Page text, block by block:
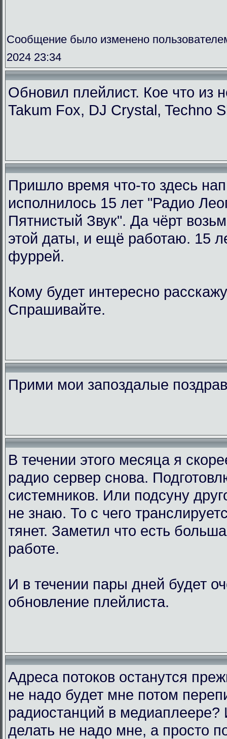
Сообщение было изменено
2024 23:34
Обновил плейлист. Кое что из
Takum Fox, DJ Crystal, Techno
Пришло время что-то здесь
исполнилось 15 лет "Радио
Пятнистый Звук". Да чёрт
этой даты, и ещё работаю. 15
фуррей.
Кому будет интересно
Спрашивайте.
Прими мои запоздалые
В течении этого месяца я
радио сервер снова.
системников. Или подсуну
не знаю. То с чего
тянет. Заметил что есть
работе.
И в течении пары дней будет
обновление плейлиста.
Адреса потоков останутся
не надо будет мне потом
радиостанций в медиаплеере?
делать не надо мне, а просто